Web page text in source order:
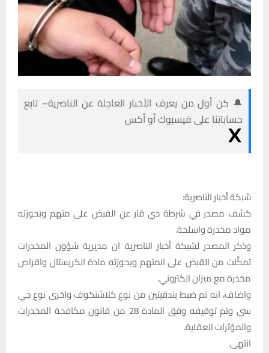
🔔 كن أول من يعرف الأخبار العاجلة عن الناصرية– تابع
حساباتنا على فيسبوك أو أكس
شبكة أخبار الناصرية:
كشف مصدر في شرطة ذي قار عن القبض على متهم وبحوزته
مواد مخدرة واسلحة.
وذكر المصدر لشبكة أخبار الناصرية ان مديرية شؤون المخدرات
تمكَّنت من القبض على المتهم وبحوزته مادة الكريستال واقراص
مخدرة مع ميزان الكتروني.
واضاف، انه تم ضبط بندقيتين من نوع كلاشنكوف واخرى نوع جي
سي وتم توقيفه وفق المادة 28 من قانون مكافحة المخدرات
والمؤثرات العقلية.
انتهى.